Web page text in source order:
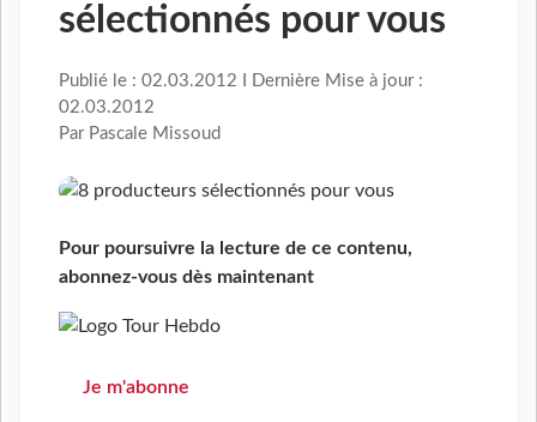
sélectionnés pour vous
Publié le : 02.03.2012 I Dernière Mise à jour :
02.03.2012
Par Pascale Missoud
Pour poursuivre la lecture de ce contenu,
abonnez-vous dès maintenant
Je m'abonne